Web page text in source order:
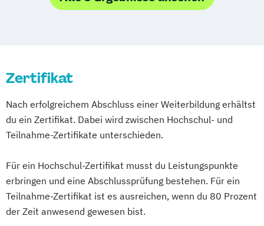
Zertifikat
Nach erfolgreichem Abschluss einer Weiterbildung erhältst
du ein Zertifikat. Dabei wird zwischen Hochschul- und
Teilnahme-Zertifikate unterschieden.
Für ein Hochschul-Zertifikat musst du Leistungspunkte
erbringen und eine Abschlussprüfung bestehen. Für ein
Teilnahme-Zertifikat ist es ausreichen, wenn du 80 Prozent
der Zeit anwesend gewesen bist.